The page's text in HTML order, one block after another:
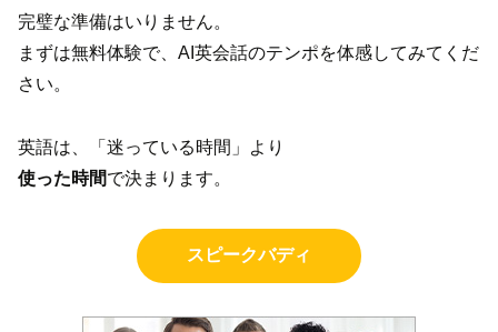
完璧な準備はいりません。
まずは無料体験で、AI英会話のテンポを体感してみてくだ
さい。
英語は、「迷っている時間」より
使った時間で決まります。
スピークバディ